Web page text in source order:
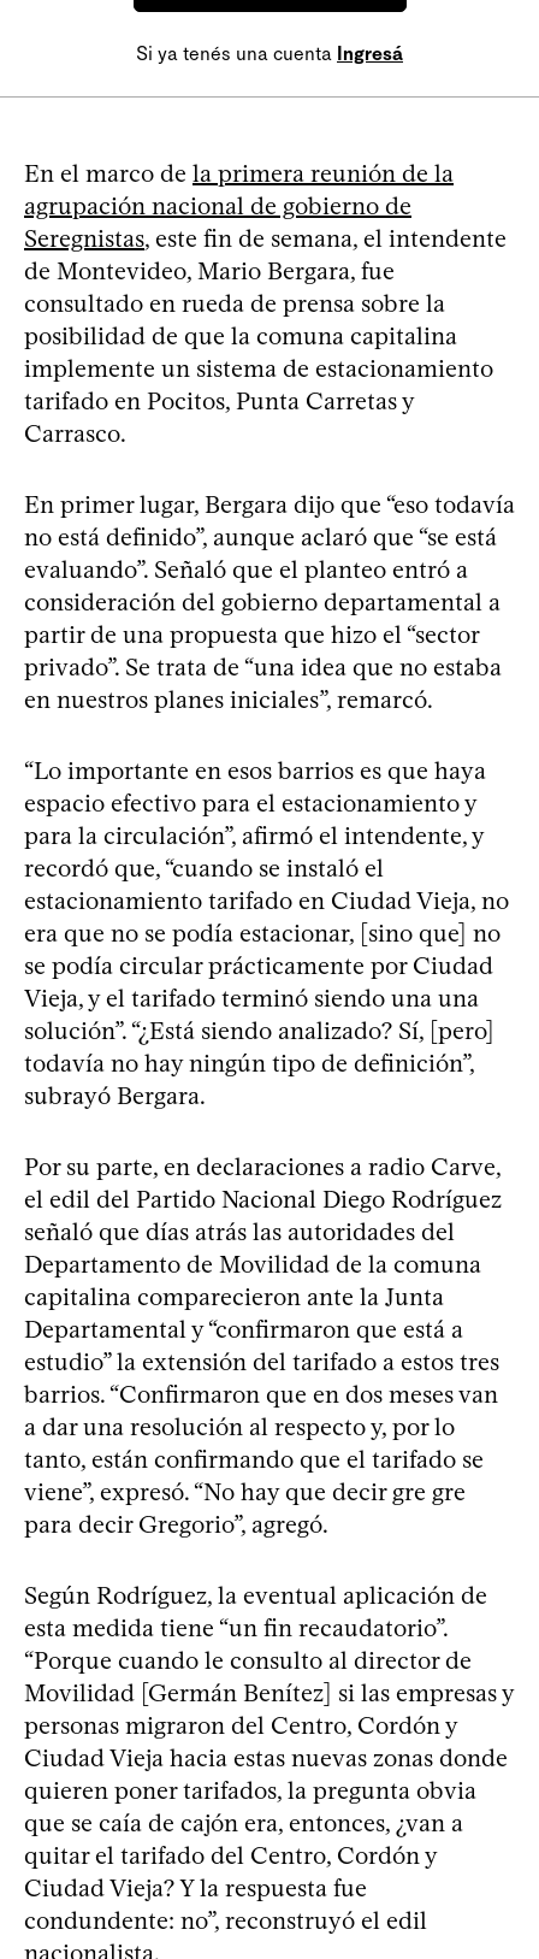
Si ya tenés una cuenta Ingresá
En el marco de la primera reunión de la
agrupación nacional de gobierno de
Seregnistas, este fin de semana, el intendente
de Montevideo, Mario Bergara, fue
consultado en rueda de prensa sobre la
posibilidad de que la comuna capitalina
implemente un sistema de estacionamiento
tarifado en Pocitos, Punta Carretas y
Carrasco.
En primer lugar, Bergara dijo que “eso todavía
no está definido”, aunque aclaró que “se está
evaluando”. Señaló que el planteo entró a
consideración del gobierno departamental a
partir de una propuesta que hizo el “sector
privado”. Se trata de “una idea que no estaba
en nuestros planes iniciales”, remarcó.
“Lo importante en esos barrios es que haya
espacio efectivo para el estacionamiento y
para la circulación”, afirmó el intendente, y
recordó que, “cuando se instaló el
estacionamiento tarifado en Ciudad Vieja, no
era que no se podía estacionar, [sino que] no
se podía circular prácticamente por Ciudad
Vieja, y el tarifado terminó siendo una una
solución”. “¿Está siendo analizado? Sí, [pero]
todavía no hay ningún tipo de definición”,
subrayó Bergara.
Por su parte, en declaraciones a radio Carve,
el edil del Partido Nacional Diego Rodríguez
señaló que días atrás las autoridades del
Departamento de Movilidad de la comuna
capitalina comparecieron ante la Junta
Departamental y “confirmaron que está a
estudio” la extensión del tarifado a estos tres
barrios. “Confirmaron que en dos meses van
a dar una resolución al respecto y, por lo
tanto, están confirmando que el tarifado se
viene”, expresó. “No hay que decir gre gre
para decir Gregorio”, agregó.
Según Rodríguez, la eventual aplicación de
esta medida tiene “un fin recaudatorio”.
“Porque cuando le consulto al director de
Movilidad [Germán Benítez] si las empresas y
personas migraron del Centro, Cordón y
Ciudad Vieja hacia estas nuevas zonas donde
quieren poner tarifados, la pregunta obvia
que se caía de cajón era, entonces, ¿van a
quitar el tarifado del Centro, Cordón y
Ciudad Vieja? Y la respuesta fue
condundente: no”, reconstruyó el edil
nacionalista.